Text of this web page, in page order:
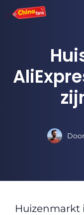
naar
Door
Huizenmarkt